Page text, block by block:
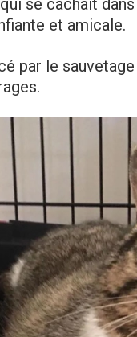
se cachait
et amicale.
par le